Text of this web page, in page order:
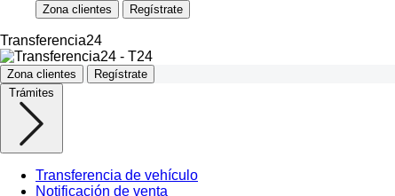
Zona clientes Regístrate
Transferencia24
Zona clientes
Regístrate
Trámites
Transferencia de vehículo
Notificación de venta